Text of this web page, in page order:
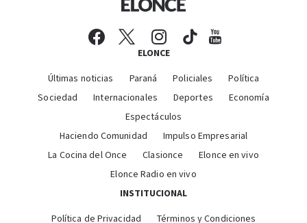
ELONCE
Últimas noticias Paraná Policiales
Política
Sociedad
Internacionales Deportes
Economía
Espectáculos
Haciendo Comunidad
Impulso Empresarial
La Cocina del Once
Clasionce
Elonce en vivo
Elonce Radio en vivo
INSTITUCIONAL
Política de Privacidad Términos y Condiciones